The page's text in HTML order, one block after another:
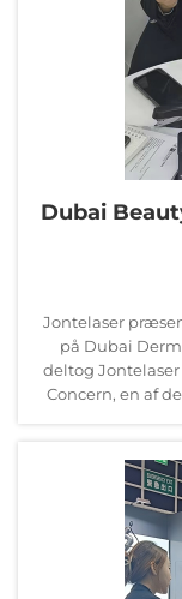
Dubai
Jontelaser
på Dubai
deltog
Concern, en af